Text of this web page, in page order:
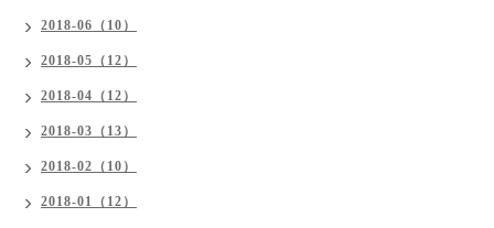
2018-06（10）
2018-05（12）
2018-04（12）
2018-03（13）
2018-02（10）
2018-01（12）